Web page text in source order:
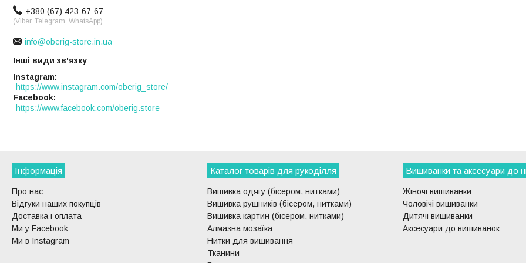
+380 (67) 423-67-67
(Viber, Telegram, WhatsApp)
info@oberig-store.in.ua
Інші види зв'язку
Instagram
https://www.instagram.com/oberig_store/
Facebook
https://www.facebook.com/oberig.store
Інформація
Про нас
Відгуки наших покупців
Доставка і оплата
Ми у Facebook
Ми в Instagram
Каталог товарів для рукоділля
Вишивка одягу (бісером, нитками)
Вишивка рушників (бісером, нитками)
Вишивка картин (бісером, нитками)
Алмазна мозаїка
Нитки для вишивання
Тканини
Вишиванки та аксесуари до
Жіночі вишиванки
Чоловічі вишиванки
Дитячі вишиванки
Аксесуари до вишиванок